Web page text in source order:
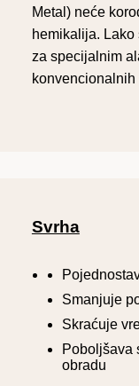
Metal) neće
hemikalija.
za specijalnim
konvencionalnih
Svrha
Smanjuje
Skraćuje
Poboljšava
obradu